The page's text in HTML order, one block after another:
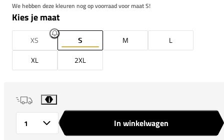
We hebben deze kleuren nog op voorraad voor maat S!
Kies je maat
XS S M
L
XL
2XL
i
In winkelwagen